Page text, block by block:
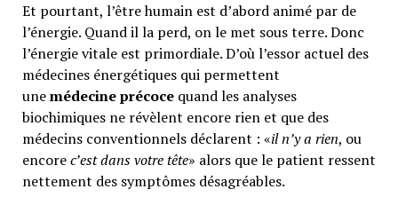
Et pourtant, l’être humain est d’abord animé par de
l’énergie. Quand il la perd, on le met sous terre. Donc
l’énergie vitale est primordiale. D’où l’essor actuel des
médecines énergétiques qui permettent
unemédecine précoce quand les analyses
biochimiques ne révèlent encore rien et que des
médecins conventionnels déclarent : «il n’y a rien, ou
encorec’est dans votre tête» alors que le patient ressent
nettement des symptômes désagréables.